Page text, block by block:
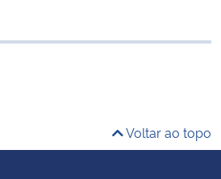
Voltar ao topo